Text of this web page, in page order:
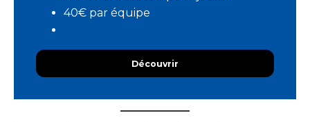
40€ par équipe
Découvrir